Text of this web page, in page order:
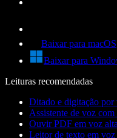
Baixar para macOS
Baixar para
Leituras recomendadas
Ditado e digitação por
Assistente de voz
Ouvir PDF em voz
Leitor de texto em voz